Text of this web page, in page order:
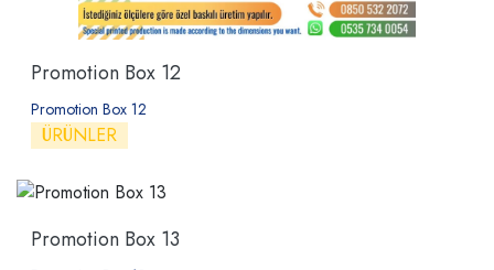
Promotion Box 12
Promotion Box 12
ÜRÜNLER
Promotion Box 13